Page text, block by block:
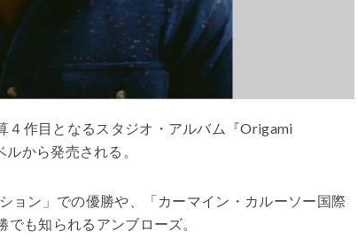
４作目となるスタジオ・アルバム『Origami
から発売される。
ョン」での優勝や、「カーマイン・カルーソー国際
も知られるアンブローズ。